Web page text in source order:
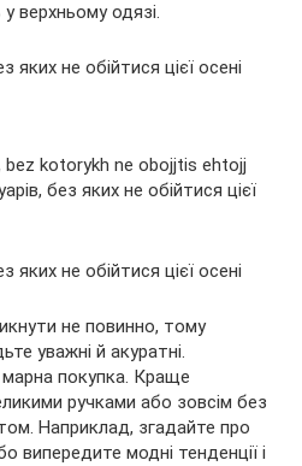
верхньому одязі.
не повинно, тому
уважні й акуратні.
покупка. Краще
ручками або зовсім без
Наприклад, згадайте про
випередите модні тенденції і